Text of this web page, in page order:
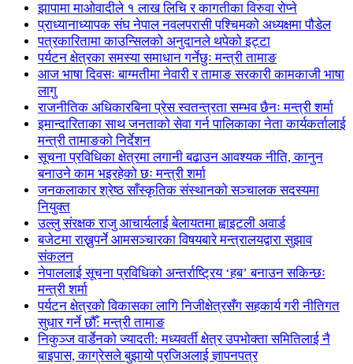
झापामा माओवादीले १ लाख लिचि र कागतीका विरुवा रोप्ने
प्राध्यानाध्यापक संघ नेपाल नवलपरासी पश्चिमको अध्यक्षमा पौडेल
पत्रकारितामा काउन्सिलको अनुदानले थपेको इट्टा
पर्यटन क्षेत्रका समस्या समाधान गर्नेछुः मन्त्री तामाङ
आज भाषा दिवसः बाग्मतीमा नेवारी र तामाङ सरकारी कामकाजी भाषा
लागु
राजनीतिक अधिकारबिना प्रेस स्वतन्त्रता सम्भव छैनः मन्त्री शर्मा
इमान्दारिताका साथ जनताकाे सेवा गर्न पालिकाका नेता कार्यकर्तालाई
मन्त्री तामाङको निर्देशन
सूचना प्रविधिका क्षेत्रमा लगानी बढाउन आवश्यक नीति, कानुन
बनाउने काम भइरहेको छः मन्त्री शर्मा
जनकलाकार श्रेष्ठ साँस्कृतिक संस्थानको सञ्चालक सदस्यमा
नियुक्त
उल्लु संरक्षक राजु आचार्यलाई बेलायतमा ह्वाइटली अवार्ड
बजेटमा राख्नुपर्ने आमसञ्चारका विषयबारे मन्त्रालयद्वारा सुझाव
संकलन
नेपाललाई सूचना प्रविधिको अन्तर्राष्ट्रिय ‘हब’ बनाउन सकिन्छः
मन्त्री शर्मा
पर्यटन क्षेत्रको विकासका लागि निजीक्षेत्रसँग सहकार्य गरी नीतिगत
सुधार गर्ने छौँ: मन्त्री तामाङ
निकुञ्ज वार्डेनको ज्यादती: मध्यवर्ती क्षेत्र उपभोक्ता समितिलाई नै
बाइपास, काग्रेसले बुझायो प्रजिअलाई ज्ञापनपत्र